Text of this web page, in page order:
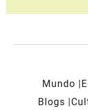
Mundo
Blogs